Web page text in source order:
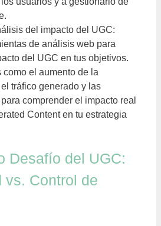
del impacto del UGC:
de análisis web para
del UGC en tus objetivos.
como el aumento de la
tráfico generado y las
comprender el impacto real
Content en tu estrategia
Desafío del UGC:
vs. Control de